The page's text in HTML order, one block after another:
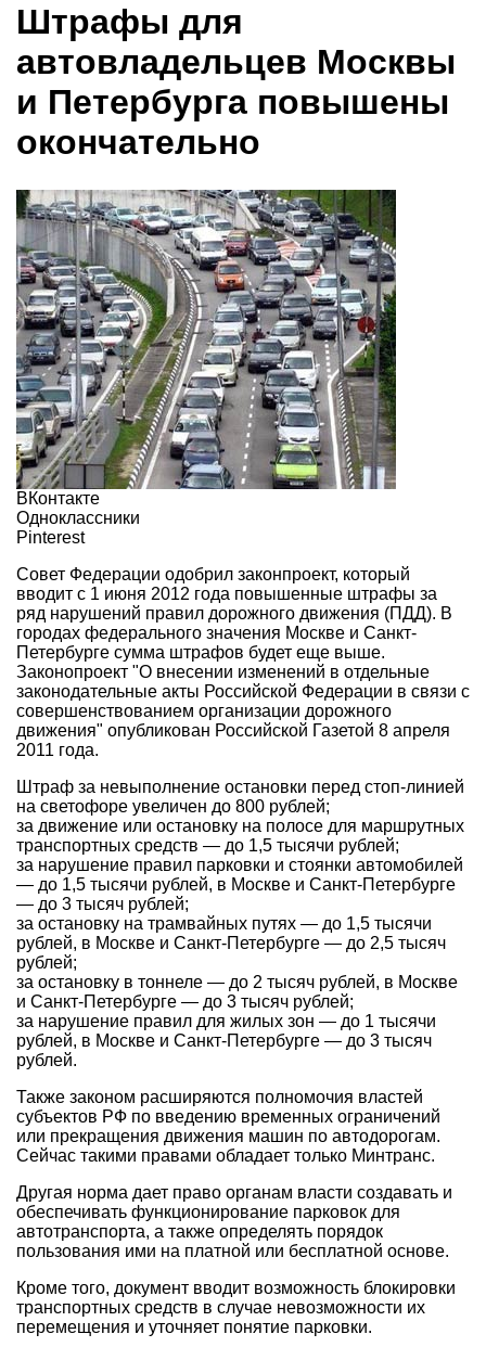
Штрафы для
автовладельцев Москвы
и Петербурга повышены
окончательно
ВКонтакте
Одноклассники
Pinterest
Совет Федерации одобрил законпроект, который
вводит с 1 июня 2012 года повышенные штрафы за
ряд нарушений правил дорожного движения (ПДД). В
городах федерального значения Москве и Санкт-
Петербурге сумма штрафов будет еще выше.
Законопроект "О внесении изменений в отдельные
законодательные акты Российской Федерации в связи с
совершенствованием организации дорожного
движения" опубликован Российской Газетой 8 апреля
2011 года.
Штраф за невыполнение остановки перед стоп-линией
на светофоре увеличен до 800 рублей;
за движение или остановку на полосе для маршрутных
транспортных средств — до 1,5 тысячи рублей;
за нарушение правил парковки и стоянки автомобилей
— до 1,5 тысячи рублей, в Москве и Санкт-Петербурге
— до 3 тысяч рублей;
за остановку на трамвайных путях — до 1,5 тысячи
рублей, в Москве и Санкт-Петербурге — до 2,5 тысяч
рублей;
за остановку в тоннеле — до 2 тысяч рублей, в Москве
и Санкт-Петербурге — до 3 тысяч рублей;
за нарушение правил для жилых зон — до 1 тысячи
рублей, в Москве и Санкт-Петербурге — до 3 тысяч
рублей.
Также законом расширяются полномочия властей
субъектов РФ по введению временных ограничений
или прекращения движения машин по автодорогам.
Сейчас такими правами обладает только Минтранс.
Другая норма дает право органам власти создавать и
обеспечивать функционирование парковок для
автотранспорта, а также определять порядок
пользования ими на платной или бесплатной основе.
Кроме того, документ вводит возможность блокировки
транспортных средств в случае невозможности их
перемещения и уточняет понятие парковки.